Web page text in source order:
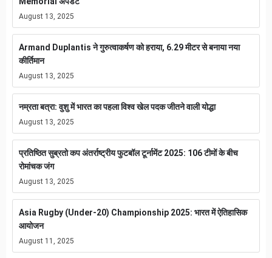
August 13, 2025
Armand Duplantis ने गुरुत्वाकर्षण को हराया, 6.29 मीटर से बनाया नया
कीर्तिमान
August 13, 2025
नम्रता बत्रा: वुशु में भारत का पहला विश्व खेल पदक जीतने वाली योद्धा
August 13, 2025
प्रतिष्ठित सुब्रतो कप अंतर्राष्ट्रीय फुटबॉल टूर्नामेंट 2025: 106 टीमों के बीच
रोमांचक जंग
August 13, 2025
Asia Rugby (Under-20) Championship 2025: भारत में ऐतिहासिक
आयोजन
August 11, 2025